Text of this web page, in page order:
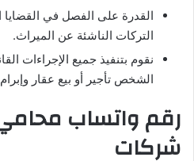
القدرة على الفصل في القضايا
التركات الناشئة عن الميراث.
نقوم بتنفيذ جميع الإجراءات
الشخص تأجير أو بيع عقار
رقم واتساب
شركات